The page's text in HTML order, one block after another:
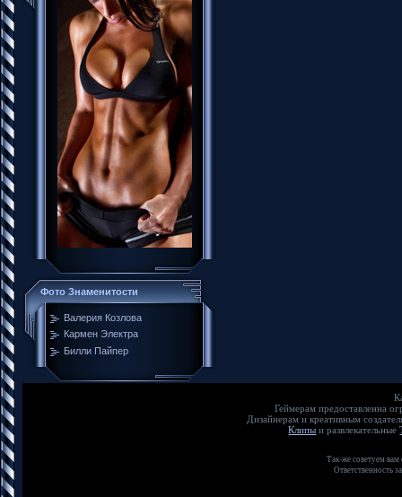
Фото Знаменитости
Валерия Козлова
Кармен Электра
Билли Пайпер
Геймерам предоставленна
Дизайнерам и креативным
Клипы и развлекательные
Так-же советуем
Ответственность